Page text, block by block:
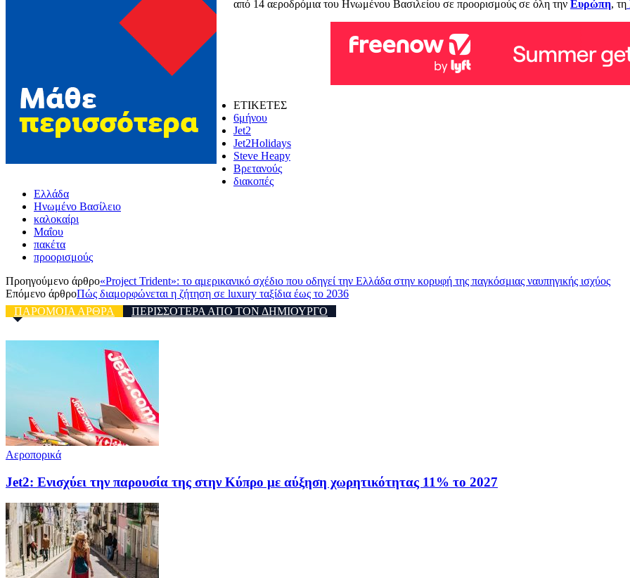
από 14 αεροδρόμια του Ηνωμένου Βασιλείου σε προορισμούς σε όλη την Ευρώπη, τη
ΕΤΙΚΕΤΕΣ
6μήνου
Jet2
Jet2Holidays
Steve Heapy
Βρετανούς
διακοπές
Ελλάδα
Ηνωμένο Βασίλειο
καλοκαίρι
Μαΐου
πακέτα
προορισμούς
Προηγούμενο άρθρο«Project Trident»: το αμερικανικό σχέδιο που οδηγεί την Ελλάδα στην κορυφή της παγκόσμιας ναυπηγικής ισχύος
Επόμενο άρθροΠώς διαμορφώνεται η ζήτηση σε luxury ταξίδια έως το 2036
ΠΑΡΟΜΟΙΑ ΑΡΘΡΑ
ΠΕΡΙΣΣΟΤΕΡΑ ΑΠΟ ΤΟΝ ΔΗΜΙΟΥΡΓΟ
Αεροπορικά
Jet2: Ενισχύει την παρουσία της στην Κύπρο με αύξηση χωρητικότητας 11% το 2027